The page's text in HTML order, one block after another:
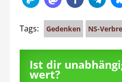
Tags: Gedenken NS-
Ist dir
wert?